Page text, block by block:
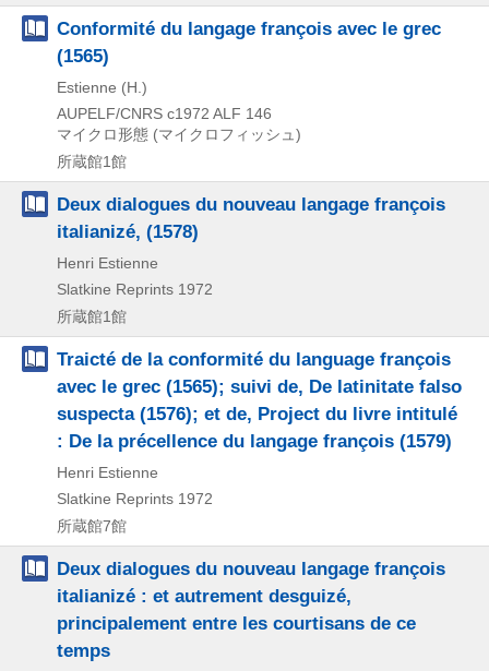
Conformité du langage françois avec le grec
(1565)
Estienne (H.)
AUPELF/CNRS c1972 ALF 146
マイクロ形態 (マイクロフィッシュ)
所蔵館1館
Deux dialogues du nouveau langage françois
italianizé, (1578)
Henri Estienne
Slatkine Reprints 1972
所蔵館1館
Traicté de la conformité du language françois
avec le grec (1565); suivi de, De latinitate falso
suspecta (1576); et de, Project du livre intitulé
: De la précellence du langage françois (1579)
Henri Estienne
Slatkine Reprints 1972
所蔵館7館
Deux dialogues du nouveau langage françois
italianizé : et autrement desguizé,
principalement entre les courtisans de ce
temps